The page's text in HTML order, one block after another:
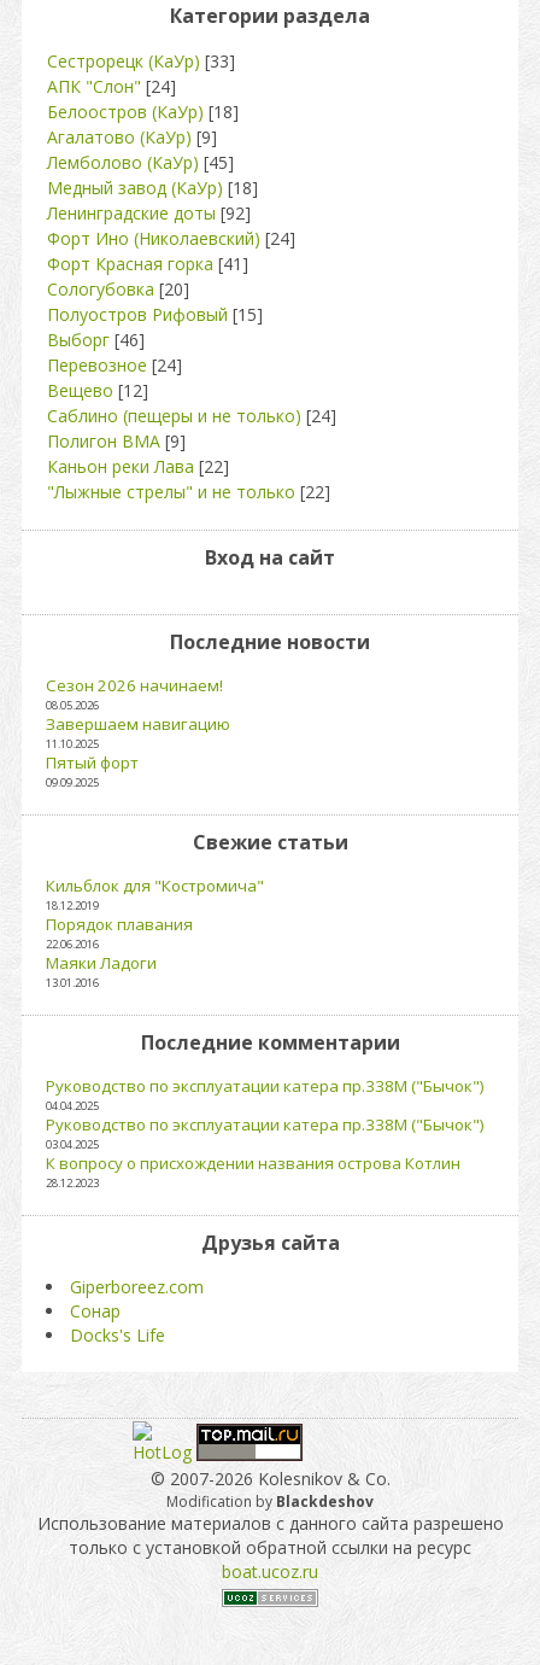
Категории раздела
Сестрорецк (КаУр) [33]
АПК "Слон" [24]
Белоостров (КаУр) [18]
Агалатово (КаУр) [9]
Лемболово (КаУр) [45]
Медный завод (КаУр) [18]
Ленинградские доты [92]
Форт Ино (Николаевский) [24]
Форт Красная горка [41]
Сологубовка [20]
Полуостров Рифовый [15]
Выборг [46]
Перевозное [24]
Вещево [12]
Саблино (пещеры и не только) [24]
Полигон ВМА [9]
Каньон реки Лава [22]
"Лыжные стрелы" и не только [22]
Вход на сайт
Последние новости
Сезон 2026 начинаем!
08.05.2026
Завершаем навигацию
11.10.2025
Пятый форт
09.09.2025
Свежие статьи
Кильблок для "Костромича"
18.12.2019
Порядок плавания
22.06.2016
Маяки Ладоги
13.01.2016
Последние комментарии
Руководство по эксплуатации катера пр.338М ("Бычок")
04.04.2025
Руководство по эксплуатации катера пр.338М ("Бычок")
03.04.2025
К вопросу о присхождении названия острова Котлин
28.12.2023
Друзья сайта
Giperboreez.com
Сонар
Docks's Life
© 2007-2026 Kolesnikov & Co.
Modification by Blackdeshov
Использование материалов с данного сайта разрешено
только с установкой обратной ссылки на ресурс
boat.ucoz.ru